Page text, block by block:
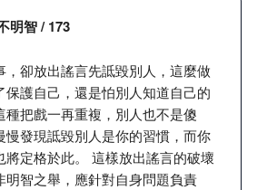
明智 / 173
，卻放出謠言先詆毀別人，這麼做
保護自己，還是怕別人知道自己的
種把戲一再重複，別人也不是傻
慢發現詆毀別人是你的習慣，而你
將定格於此。 這樣放出謠言的破壞
明智之舉，應針對自身問題負責